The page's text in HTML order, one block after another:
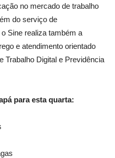
no mercado de trabalho
do serviço de
Sine realiza também a
e atendimento orientado
Trabalho Digital e Previdência
para esta quarta: